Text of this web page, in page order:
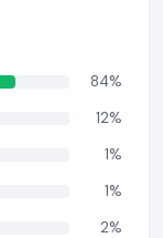
84%
12%
1%
1%
2%